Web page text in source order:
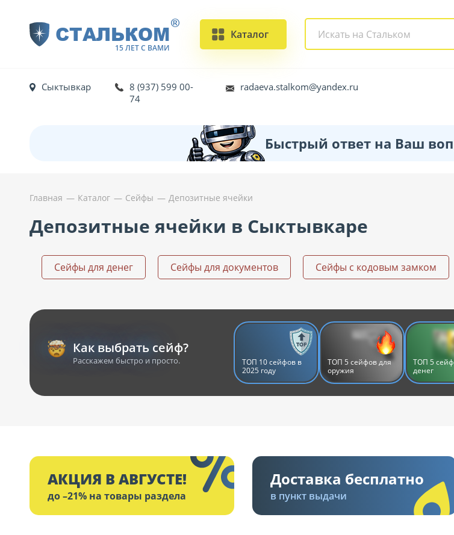
СТАЛЬКОМ
15 ЛЕТ С ВАМИ
®
Каталог
Сыктывкар
8 (937) 599 00-
74
radaeva.stalkom@yandex.ru
Быстрый ответ на Ваш
Главная Каталог Сейфы Депозитные ячейки
Депозитные ячейки в Сыктывкаре
Сейфы для денег Сейфы для документов Сейфы с кодовым замком
Как выбрать сейф?
Расскажем быстро и просто.
ТОП 10 сейфов в
2025 году
ТОП 5 сейфов для
оружия
ТОП 5
денег
АКЦИЯ В АВГУСТЕ!
до –21% на товары раздела
Доставка бесплатно
в пункт выдачи